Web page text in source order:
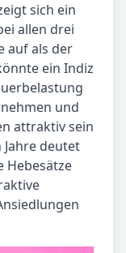
sich ein
allen drei
auf als der
ein Indiz
und
attraktiv sein
deutet
Hebesätze